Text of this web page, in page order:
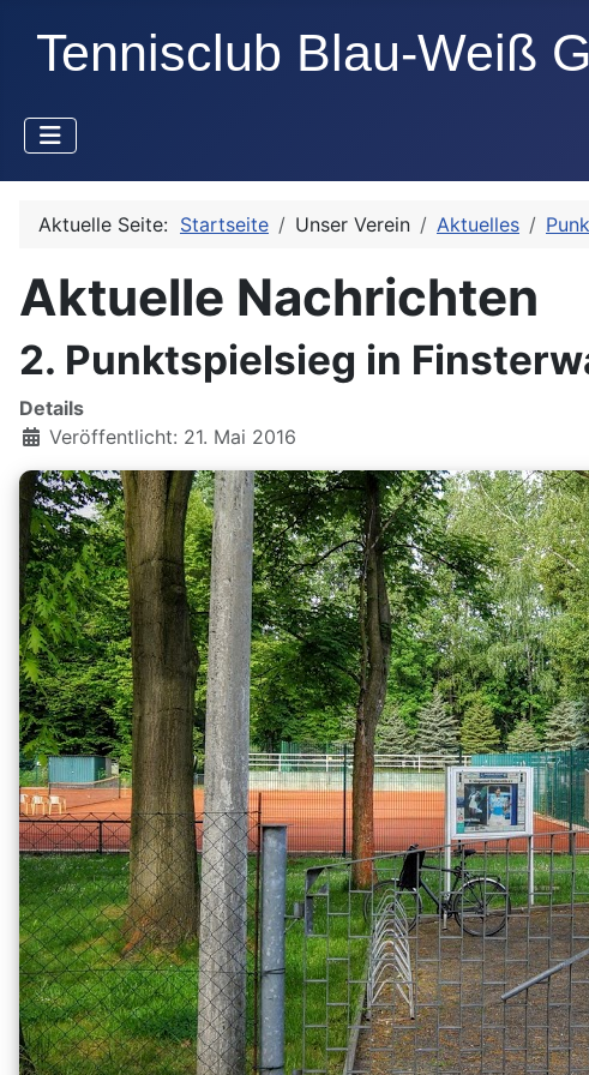
Aktuelle Seite: Startseite Unser Verein Aktuelles
Aktuelle Nachrichten
2. Punktspielsieg in
Details
Veröffentlicht: 21. Mai 2016